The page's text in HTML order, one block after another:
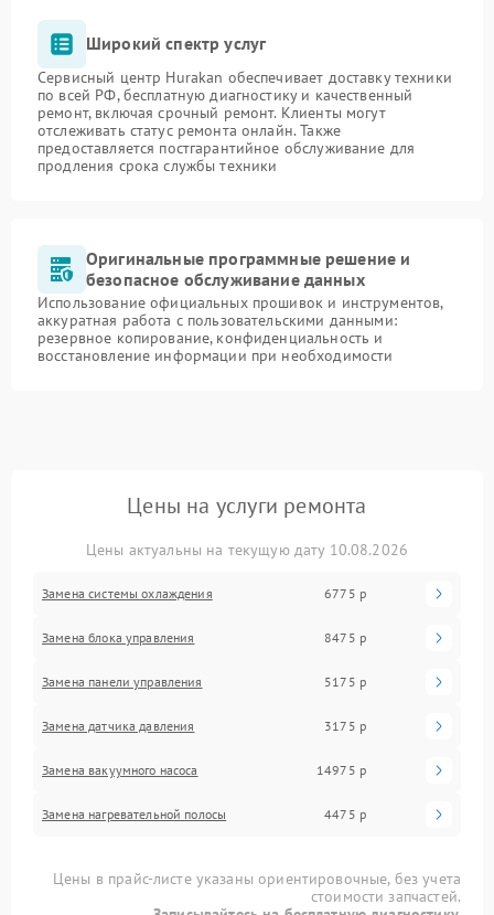
Широкий спектр услуг
Сервисный центр Hurakan обеспечивает доставку техники
по всей РФ, бесплатную диагностику и качественный
ремонт, включая срочный ремонт. Клиенты могут
отслеживать статус ремонта онлайн. Также
предоставляется постгарантийное обслуживание для
продления срока службы техники
Оригинальные программные решение и
безопасное обслуживание данных
Использование официальных прошивок и инструментов,
аккуратная работа с пользовательскими данными:
резервное копирование, конфиденциальность и
восстановление информации при необходимости
Цены на услуги ремонта
Цены актуальны на текущую дату 10.08.2026
Замена системы охлаждения 6775 р
Замена блока управления 8475 р
Замена панели управления 5175 р
Замена датчика давления 3175 р
Замена вакуумного насоса 14975 р
Замена нагревательной полосы 4475 р
Цены в прайс-листе указаны ориентировочные, без учета
стоимости запчастей.